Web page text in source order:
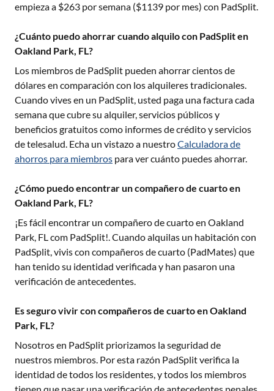
empieza a $263 por semana ($1139 por mes) con PadSplit.
¿Cuánto puedo ahorrar cuando alquilo con PadSplit en
Oakland Park, FL?
Los miembros de PadSplit pueden ahorrar cientos de
dólares en comparación con los alquileres tradicionales.
Cuando vives en un PadSplit, usted paga una factura cada
semana que cubre su alquiler, servicios públicos y
beneficios gratuitos como informes de crédito y servicios
de telesalud. Echa un vistazo a nuestroCalculadora de
ahorros para miembros para ver cuánto puedes ahorrar.
¿Cómo puedo encontrar un compañero de cuarto en
Oakland Park, FL?
¡Es fácil encontrar un compañero de cuarto en Oakland
Park, FLcom PadSplit!. Cuando alquilas un habitación con
PadSplit, vivis con compañeros de cuarto (PadMates) que
han tenido su identidad verificada y han pasaron una
verificación de antecedentes.
Es seguro vivir con compañeros de cuarto en Oakland
Park, FL?
Nosotros en PadSplit priorizamos la seguridad de
nuestros miembros. Por esta razón PadSplit verifica la
identidad de todos los residentes, y todos los miembros